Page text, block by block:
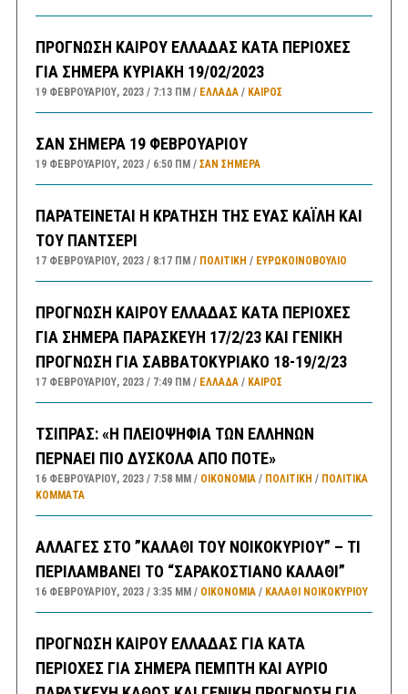
ΠΡΟΓΝΩΣΗ ΚΑΙΡΟΥ ΕΛΛΑΔΑΣ ΚΑΤΑ ΠΕΡΙΟΧΕΣ
ΓΙΑ ΣΗΜΕΡΑ ΚΥΡΙΑΚΗ 19/02/2023
19 ΦΕΒΡΟΥΑΡΊΟΥ, 2023 7:13 ΠΜ ΕΛΛΑΔA/ ΚΑΙΡΌΣ
ΣΑΝ ΣΗΜΕΡΑ 19 ΦΕΒΡΟΥΑΡΙΟΥ
19 ΦΕΒΡΟΥΑΡΊΟΥ, 2023 6:50 ΠΜ ΣΑΝ ΣΉΜΕΡΑ
ΠΑΡΑΤΕΙΝΕΤΑΙ Η ΚΡΑΤΗΣΗ ΤΗΣ ΕΥΑΣ ΚΑΪΛΗ ΚΑΙ
ΤΟΥ ΠΑΝΤΣΕΡΙ
17 ΦΕΒΡΟΥΑΡΊΟΥ, 2023 8:17 ΠΜ ΠΟΛΙΤΙΚΗ / ΕΥΡΩΚΟΙΝΟΒΟΥΛΙΟ
ΠΡΟΓΝΩΣΗ ΚΑΙΡΟΥ ΕΛΛΑΔΑΣ ΚΑΤΑ ΠΕΡΙΟΧΕΣ
ΓΙΑ ΣΗΜΕΡΑ ΠΑΡΑΣΚΕΥΗ 17/2/23 ΚΑΙ ΓΕΝΙΚΗ
ΠΡΟΓΝΩΣΗ ΓΙΑ ΣΑΒΒΑΤΟΚΥΡΙΑΚΟ 18-19/2/23
17 ΦΕΒΡΟΥΑΡΊΟΥ, 2023 7:49 ΠΜ ΕΛΛΑΔA/ ΚΑΙΡΌΣ
ΤΣΙΠΡΑΣ: «Η ΠΛΕΙΟΨΗΦΙΑ ΤΩΝ ΕΛΛΗΝΩΝ
ΠΕΡΝΑΕΙ ΠΙΟ ΔΥΣΚΟΛΑ ΑΠΟ ΠΟΤΕ»
16 ΦΕΒΡΟΥΑΡΊΟΥ, 2023 7:58 ΜΜ ΟΙΚΟΝΟΜΙΑ/ ΠΟΛΙΤΙΚΗ / ΠΟΛΙΤΙΚΆ
ΚΌΜΜΑΤΑ
ΑΛΛΑΓΕΣ ΣΤΟ ”ΚΑΛΑΘΙ ΤΟΥ ΝΟΙΚΟΚΥΡΙΟΥ” – ΤΙ
ΠΕΡΙΛΑΜΒΑΝΕΙ ΤΟ “ΣΑΡΑΚΟΣΤΙΑΝΟ ΚΑΛΑΘΙ”
16 ΦΕΒΡΟΥΑΡΊΟΥ, 2023 3:35 ΜΜ ΟΙΚΟΝΟΜΙΑ/ ΚΑΛΑΘΙ ΝΟΙΚΟΚΥΡΙΟΥ
ΠΡΟΓΝΩΣΗ ΚΑΙΡΟΥ ΕΛΛΑΔΑΣ ΓΙΑ ΚΑΤΑ
ΠΕΡΙΟΧΕΣ ΓΙΑ ΣΗΜΕΡΑ ΠΕΜΠΤΗ ΚΑΙ ΑΥΡΙΟ